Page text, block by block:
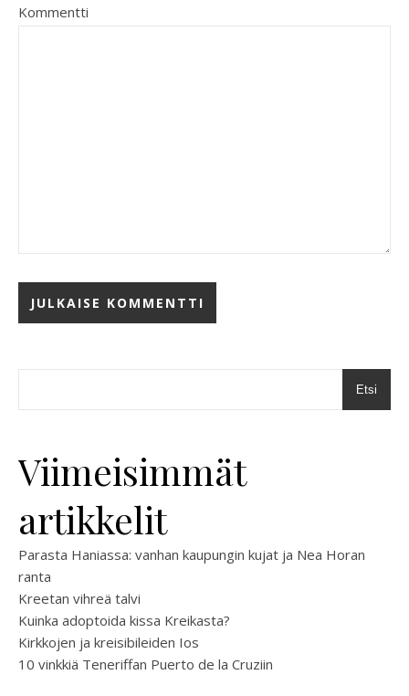
Kommentti
Etsi
Viimeisimmät
artikkelit
Parasta Haniassa: vanhan kaupungin kujat ja Nea Horan
ranta
Kreetan vihreä talvi
Kuinka adoptoida kissa Kreikasta?
Kirkkojen ja kreisibileiden Ios
10 vinkkiä Teneriffan Puerto de la Cruziin